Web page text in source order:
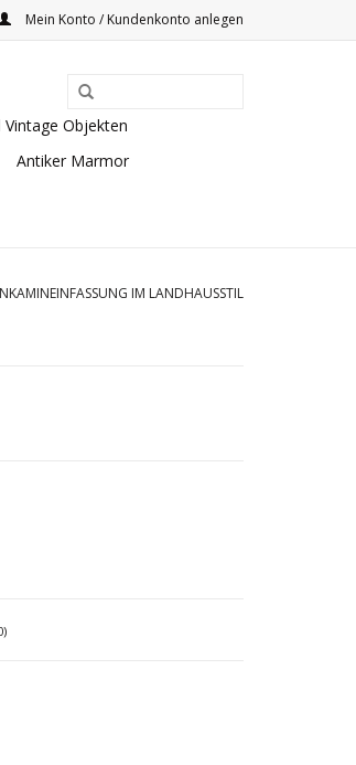
Mein Konto / Kundenkonto anlegen
Objekten
Antiker Marmor
IM LANDHAUSSTIL